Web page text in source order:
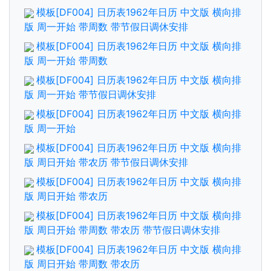
模板[DF004] 日历表1962年日历 中文版 横向排
版 周一开始 带周数 带节假日调休安排
模板[DF004] 日历表1962年日历 中文版 横向排
版 周一开始 带周数
模板[DF004] 日历表1962年日历 中文版 横向排
版 周一开始 带节假日调休安排
模板[DF004] 日历表1962年日历 中文版 横向排
版 周一开始
模板[DF004] 日历表1962年日历 中文版 横向排
版 周日开始 带农历 带节假日调休安排
模板[DF004] 日历表1962年日历 中文版 横向排
版 周日开始 带农历
模板[DF004] 日历表1962年日历 中文版 横向排
版 周日开始 带周数 带农历 带节假日调休安排
模板[DF004] 日历表1962年日历 中文版 横向排
版 周日开始 带周数 带农历